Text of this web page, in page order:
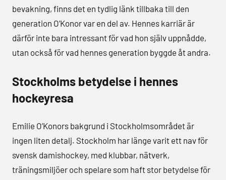
bevakning, finns det en tydlig länk tillbaka till den
generation O’Konor var en del av. Hennes karriär är
därför inte bara intressant för vad hon själv uppnådde,
utan också för vad hennes generation byggde åt andra.
Stockholms betydelse i hennes
hockeyresa
Emilie O’Konors bakgrund i Stockholmsområdet är
ingen liten detalj. Stockholm har länge varit ett nav för
svensk damishockey, med klubbar, nätverk,
träningsmiljöer och spelare som haft stor betydelse för